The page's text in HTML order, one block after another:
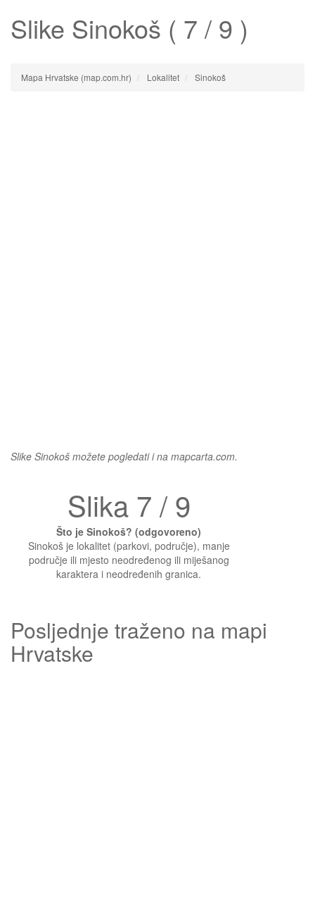
Slike Sinokoš ( 7 / 9 )
Mapa Hrvatske (map.com.hr) Lokalitet Sinokoš
Slike Sinokoš možete pogledati i na mapcarta.com.
Slika 7 / 9
Što je Sinokoš? (odgovoreno)
Sinokoš je lokalitet (parkovi, područje), manje
područje ili mjesto neodređenog ili miješanog
karaktera i neodređenih granica.
Posljednje traženo na mapi
Hrvatske